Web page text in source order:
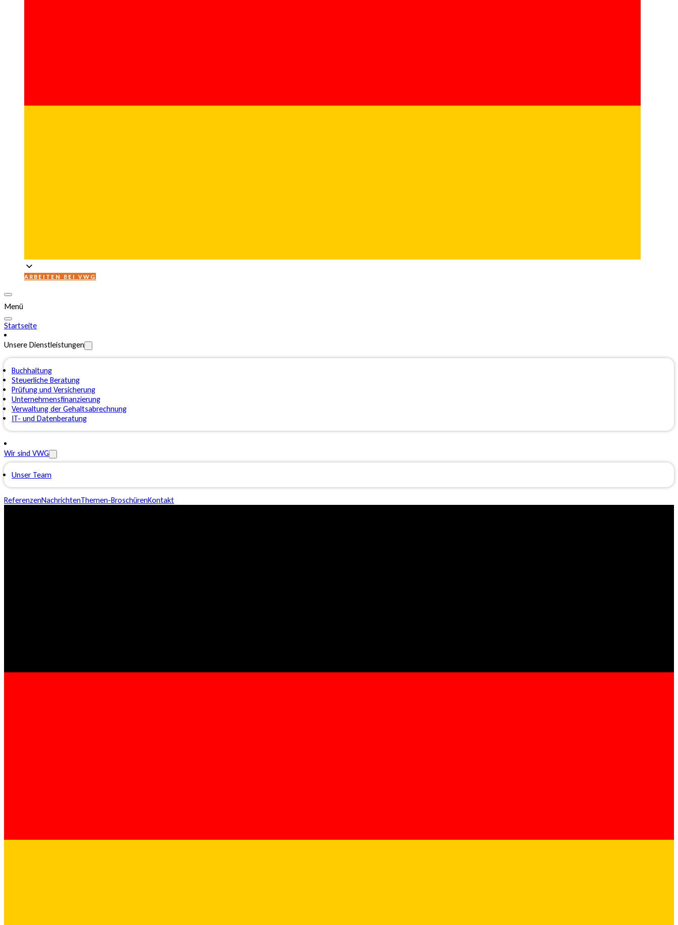
ARBEITEN BEI VWG
Menü
Startseite
Unsere Dienstleistungen
Buchhaltung
Steuerliche Beratung
Prüfung und Versicherung
Unternehmensfinanzierung
Verwaltung der Gehaltsabrechnung
IT- und Datenberatung
Wir sind VWG
Unser Team
ReferenzenNachrichtenThemen-BroschürenKontakt